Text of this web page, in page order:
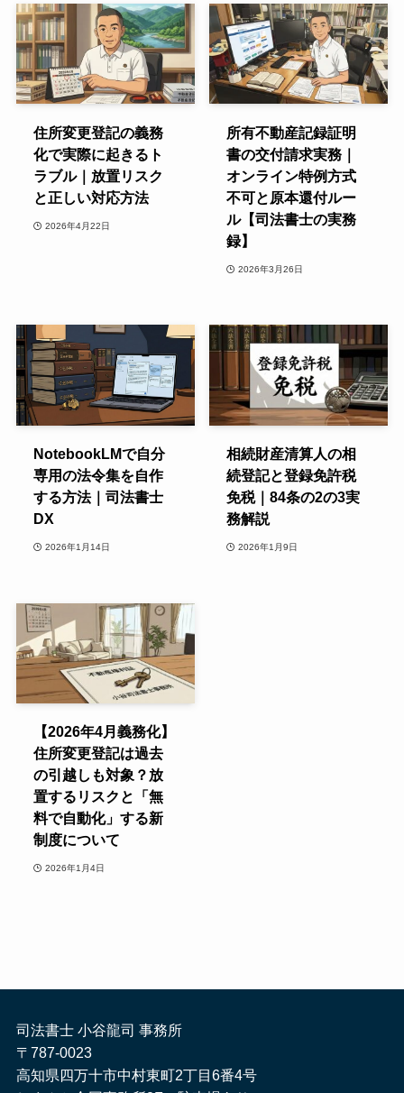
住所変更登記の義務
化で実際に起きるト
ラブル｜放置リスク
と正しい対応方法
2026年4月22日
所有不動産記録証明
書の交付請求実務｜
オンライン特例方式
不可と原本還付ルー
ル【司法書士の実務
録】
2026年3月26日
NotebookLMで自分
専用の法令集を自作
する方法｜司法書士
DX
2026年1月14日
相続財産清算人の相
続登記と登録免許税
免税｜84条の2の3実
務解説
2026年1月9日
【2026年4月義務化】
住所変更登記は過去
の引越しも対象？放
置するリスクと「無
料で自動化」する新
制度について
2026年1月4日
司法書士 小谷龍司 事務所
〒787-0023
高知県四万十市中村東町2丁目6番4号